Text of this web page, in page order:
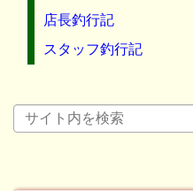
店長釣行記
スタッフ釣行記